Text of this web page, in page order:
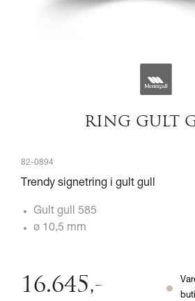
RING GULT
82-0894
Trendy signetring i gult gull
Gult gull 585
ø 10,5 mm
16.645,-